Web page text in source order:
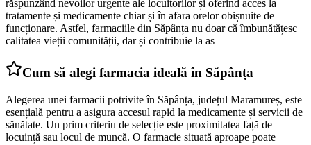
răspunzând nevoilor urgente ale locuitorilor și oferind acces la
tratamente și medicamente chiar și în afara orelor obișnuite de
funcționare. Astfel, farmaciile din Săpânța nu doar că îmbunătățesc
calitatea vieții comunității, dar și contribuie la as
Cum să alegi farmacia ideală în Săpânța
Alegerea unei farmacii potrivite în Săpânța, județul Maramureș, este
esențială pentru a asigura accesul rapid la medicamente și servicii de
sănătate. Un prim criteriu de selecție este proximitatea față de
locuință sau locul de muncă. O farmacie situată aproape poate